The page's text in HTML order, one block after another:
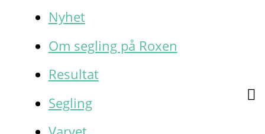
Nyhet
Om segling på Roxen
Resultat
Segling